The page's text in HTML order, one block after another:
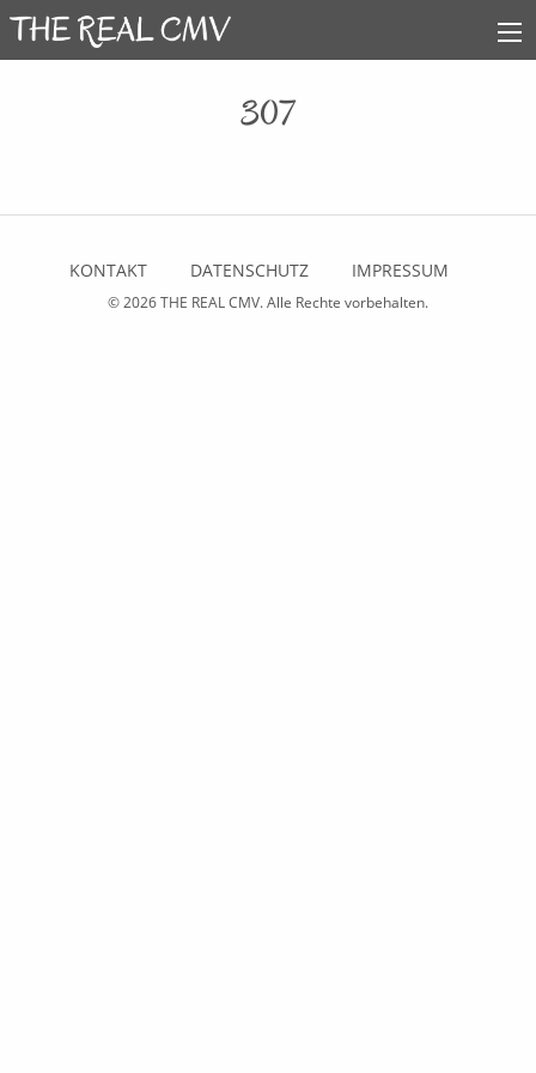
307
KONTAKT DATENSCHUTZ IMPRESSUM
© 2026THE REAL CMV. Alle Rechte vorbehalten.